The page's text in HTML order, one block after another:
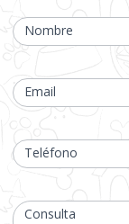
Nombre
Email
Teléfono
Consulta
eres
humano,
campo
en
blanco.